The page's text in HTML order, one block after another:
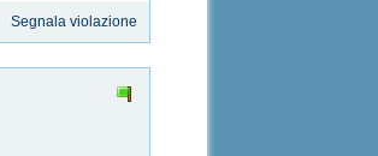
Segnala violazione